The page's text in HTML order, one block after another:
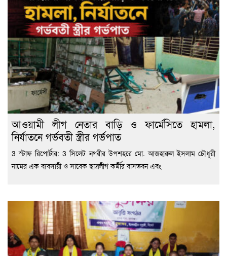
আওয়ামী লীগ নেতার বাড়ি ও ফার্মেসিতে হামলা,
নির্যাতনে গর্ভবতী স্ত্রীর গর্ভপাত
3 স্টাফ রিপোর্টার: 3 সিলেট নগরীর উপশহরে মো. আজহারুল ইসলাম চৌধুরী
নামের এক ব্যবসায়ী ও সাবেক ছাত্রলীগ কর্মীর বাসভবন এবং